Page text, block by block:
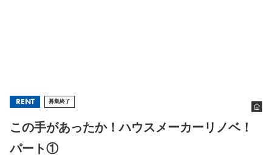
RENT 募集終了
この手があったか！ハウスメーカーリノベ！
パート①